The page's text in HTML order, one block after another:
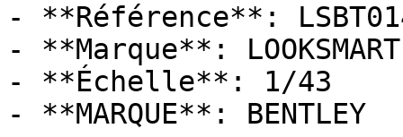
- **Référence**:
- **Marque**: LOOKSMART
- **Échelle**: 1/43
- **MARQUE**: BENTLEY